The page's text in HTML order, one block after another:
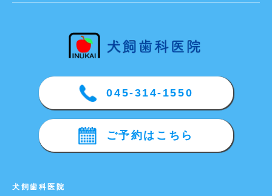
045-314-1550
ご予約はこちら
犬飼歯科医院